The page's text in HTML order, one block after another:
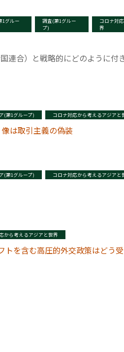
1グルー
調査(第1グルー
プ)
コロナ対
界
連合）と戦略的にどのように付
(第1グループ) コロナ対応から考えるアジアと
は取引主義の偽装
(第1グループ) コロナ対応から考えるアジアと
から考えるアジアと世界
を含む高圧的外交政策はどう